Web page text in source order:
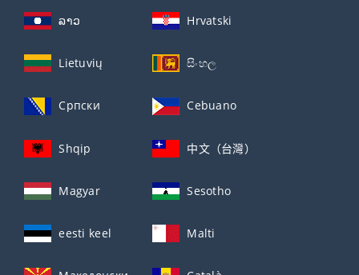
ລາວ Hrvatski
Lietuvių සිංහල
Српски Cebuano
Shqip 中文（台灣）
Magyar Sesotho
eesti keel Malti